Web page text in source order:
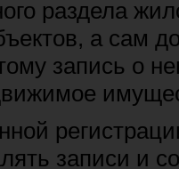
раздела
а сам
запись о
записи и